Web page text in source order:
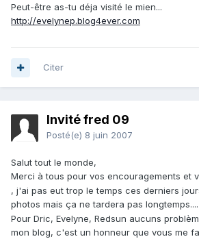
Peut-être as-tu déja visité le mien...
http://evelynep.blog4ever.com
Citer
Invité fred 09
Posté(e) 8 juin 2007
Salut tout le monde,
Merci à tous pour vos encouragements et
, j'ai pas eut trop le temps ces derniers
photos mais ça ne tardera pas longtemps....
Pour Dric, Evelyne, Redsun aucuns
mon blog, c'est un honneur que vous me